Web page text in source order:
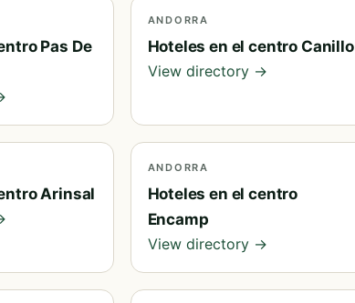
Pas De
ANDORRA
Hoteles en el centro Canillo
View directory →
Arinsal
ANDORRA
Hoteles en el centro
Encamp
View directory →